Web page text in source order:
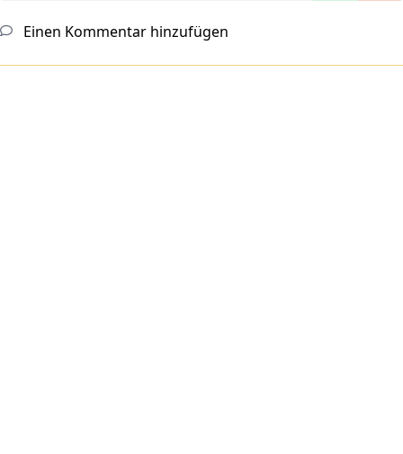
Einen Kommentar hinzufügen